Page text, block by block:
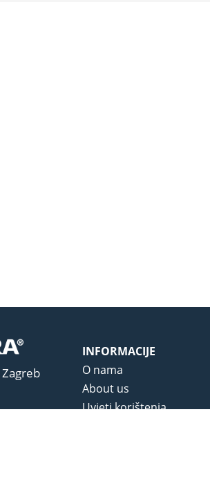
INFORMACIJE
O nama
About us
Uvjeti korištenja